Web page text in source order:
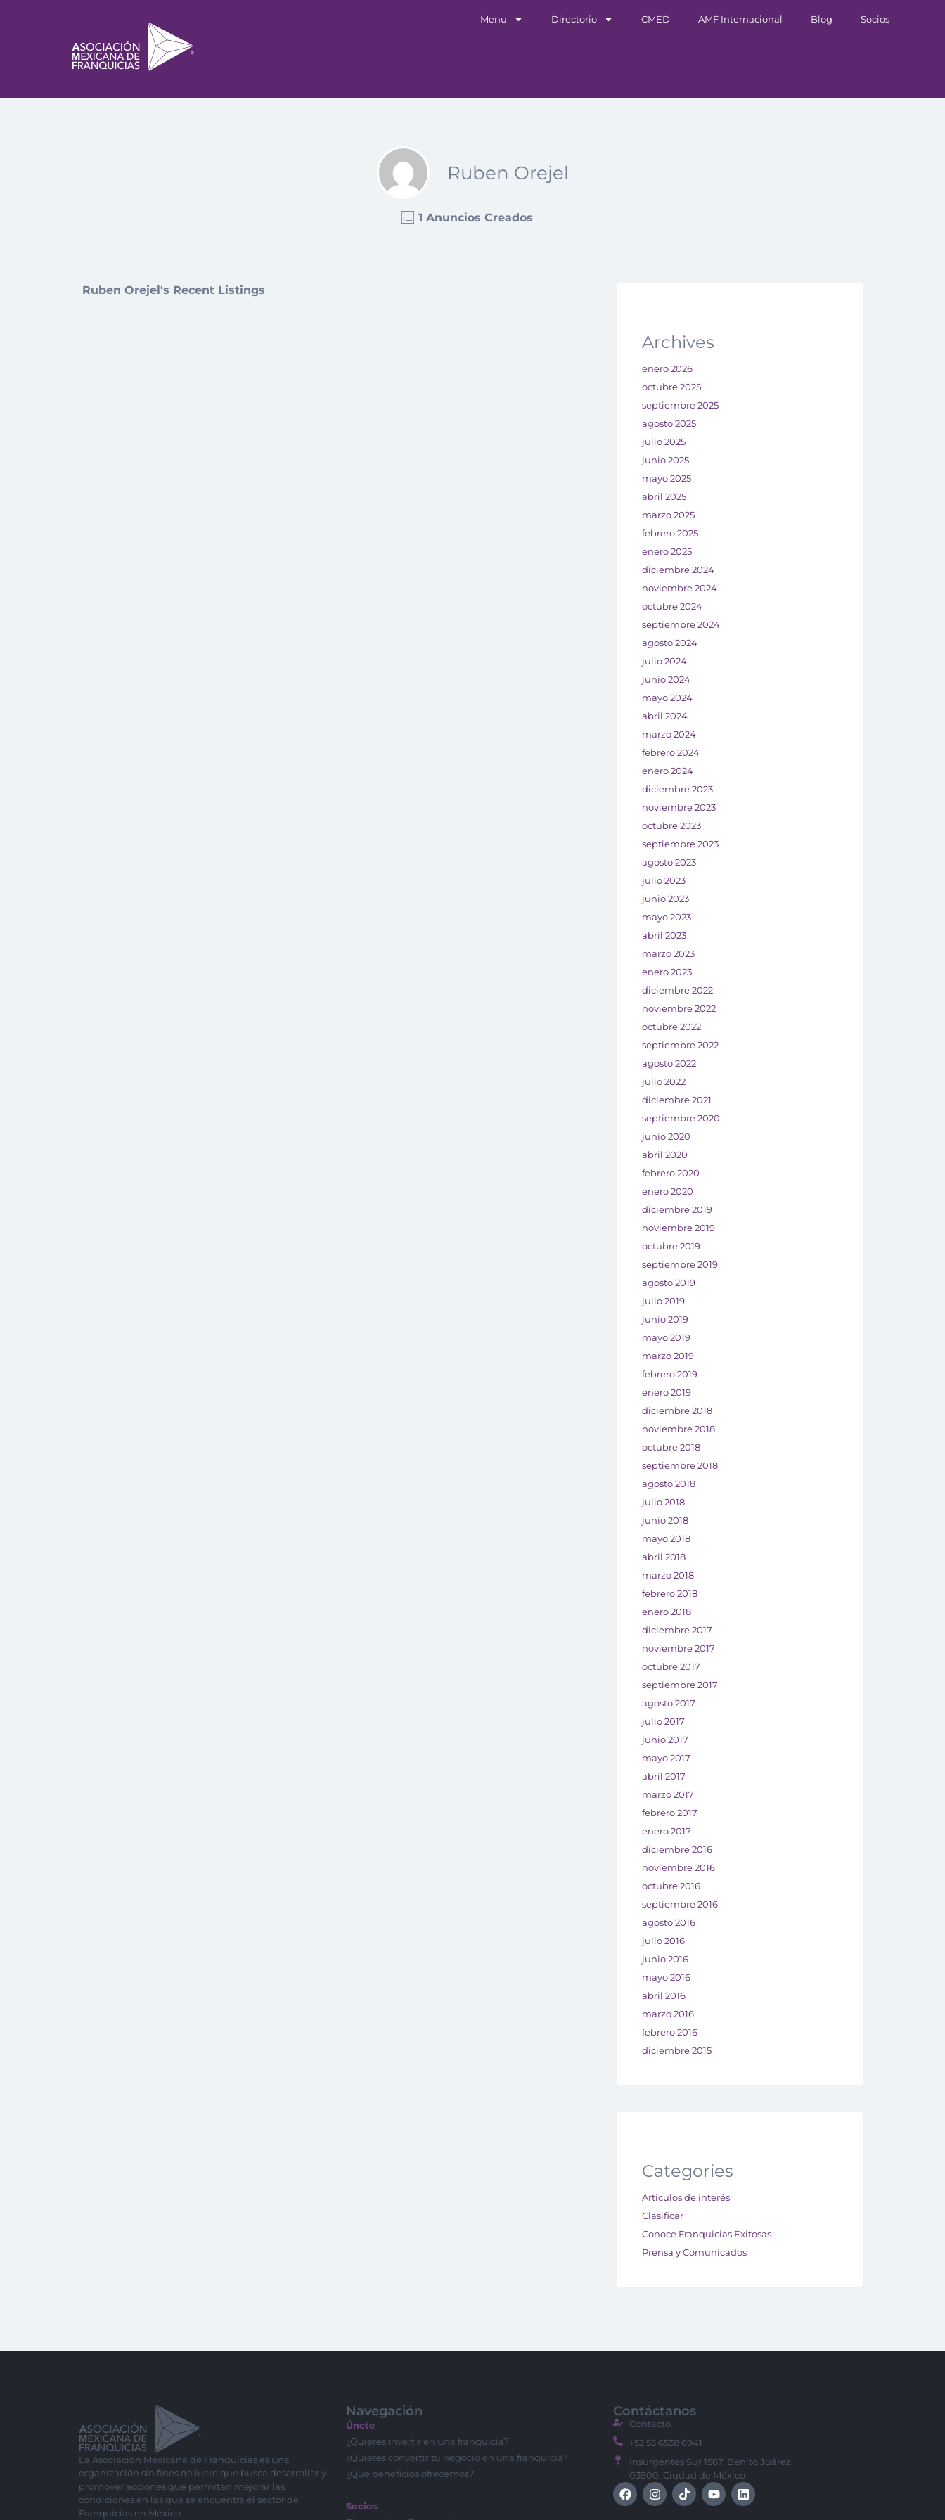
Menu Directorio CMED AMF Internacional Blog Socios
Ruben Orejel
1 Anuncios Creados
Ruben Orejel's Recent Listings
Archives
enero 2026
octubre 2025
septiembre 2025
agosto 2025
julio 2025
junio 2025
mayo 2025
abril 2025
marzo 2025
febrero 2025
enero 2025
diciembre 2024
noviembre 2024
octubre 2024
septiembre 2024
agosto 2024
julio 2024
junio 2024
mayo 2024
abril 2024
marzo 2024
febrero 2024
enero 2024
diciembre 2023
noviembre 2023
octubre 2023
septiembre 2023
agosto 2023
julio 2023
junio 2023
mayo 2023
abril 2023
marzo 2023
enero 2023
diciembre 2022
noviembre 2022
octubre 2022
septiembre 2022
agosto 2022
julio 2022
diciembre 2021
septiembre 2020
junio 2020
abril 2020
febrero 2020
enero 2020
diciembre 2019
noviembre 2019
octubre 2019
septiembre 2019
agosto 2019
julio 2019
junio 2019
mayo 2019
marzo 2019
febrero 2019
enero 2019
diciembre 2018
noviembre 2018
octubre 2018
septiembre 2018
agosto 2018
julio 2018
junio 2018
mayo 2018
abril 2018
marzo 2018
febrero 2018
enero 2018
diciembre 2017
noviembre 2017
octubre 2017
septiembre 2017
agosto 2017
julio 2017
junio 2017
mayo 2017
abril 2017
marzo 2017
febrero 2017
enero 2017
diciembre 2016
noviembre 2016
octubre 2016
septiembre 2016
agosto 2016
julio 2016
junio 2016
mayo 2016
abril 2016
marzo 2016
febrero 2016
diciembre 2015
Categories
Articulos de interés
Clasificar
Conoce Franquicias Exitosas
Prensa y Comunicados
La Asociación Mexicana de Franquicias es una
organización sin fines de lucro que busca desarrollar y
promover acciones que permitan mejorar las
condiciones en las que se encuentra el sector de
Franquicias en México.
Navegación
Únete
¿Quieres invertir en una franquicia?
¿Quieres convertir tu negocio en una franquicia?
¿Qué beneficios ofrecemos?
Socios
Contáctanos
Contacto
+52 55 6538 6941
Insurgentes Sur 1567, Benito Juárez,
03900, Ciudad de México